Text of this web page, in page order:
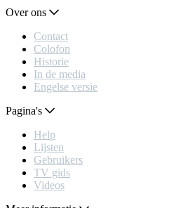
Over ons
Contact
Colofon
Historie
In de media
Engelse versie
Pagina's
Help
Lijsten
Gebruikers
TV gids
Videos